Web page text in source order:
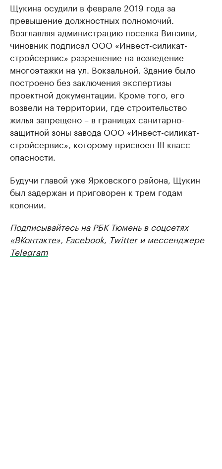
Щукина осудили в феврале 2019 года за
превышение должностных полномочий.
Возглавляя администрацию поселка Винзили,
чиновник подписал ООО «Инвест-силикат-
стройсервис» разрешение на возведение
многоэтажки на ул. Вокзальной. Здание было
построено без заключения экспертизы
проектной документации. Кроме того, его
возвели на территории, где строительство
жилья запрещено – в границах санитарно-
защитной зоны завода ООО «Инвест-силикат-
стройсервис», которому присвоен III класс
опасности.
Будучи главой уже Ярковского района, Щукин
был задержан и приговорен к трем годам
колонии.
Подписывайтесь на РБК Тюмень в соцсетях
«ВКонтакте» Facebook, Twitterи мессенджере
Telegram